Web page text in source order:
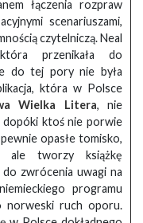
łączenia rozpraw
scenariuszami,
czytelniczą. Neal
przenikała do
do tej pory nie była
która w Polsce
Wielka Litera, nie
dopóki ktoś nie porwie
opasłe tomisko,
ale tworzy książkę
zwrócenia uwagi na
programu
norweski ruch oporu.